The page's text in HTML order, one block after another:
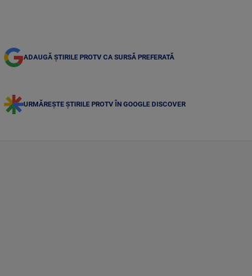
ADAUGĂ ȘTIRILE PROTV CA SURSĂ PREFERATĂ
URMĂREȘTE ȘTIRILE PROTV ÎN GOOGLE DISCOVER